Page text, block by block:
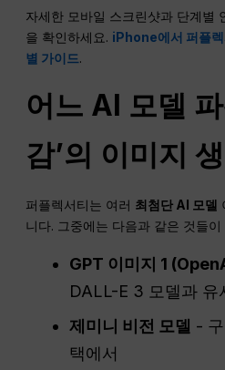
자세한 모바일 스크린샷과 단계별
을 확인하세요. iPhone에서 퍼플
별 가이드.
어느 AI 모델
감’의 이미지
퍼플렉서티는 여러 최첨단 AI 모델
니다. 그중에는 다음과 같은 것들이
GPT 이미지 1 (
DALL-E 3 모델과 유
제미니 비전 모델 -
택에서